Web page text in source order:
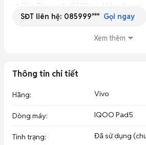
✔️ Chip Dimensity 9300+ → Hiệu năng
lâu dài
✔️ 6 loa stereo → Âm thanh to
🤝 Giao lưu thu cũ đổi mới với giá 🔥 Siêu
♦️Hỗ trợ trả góp không cần trả trước
📍Đ/c : 571 Tôn Đản - Đà Nẵng
SĐT liên hệ: 085999*** Gọi ngay
Xem thêm
Thông tin chi tiết
Hãng: Vivo
Dòng máy: IQOO Pad5
Tình trạng: Đã sử dụng